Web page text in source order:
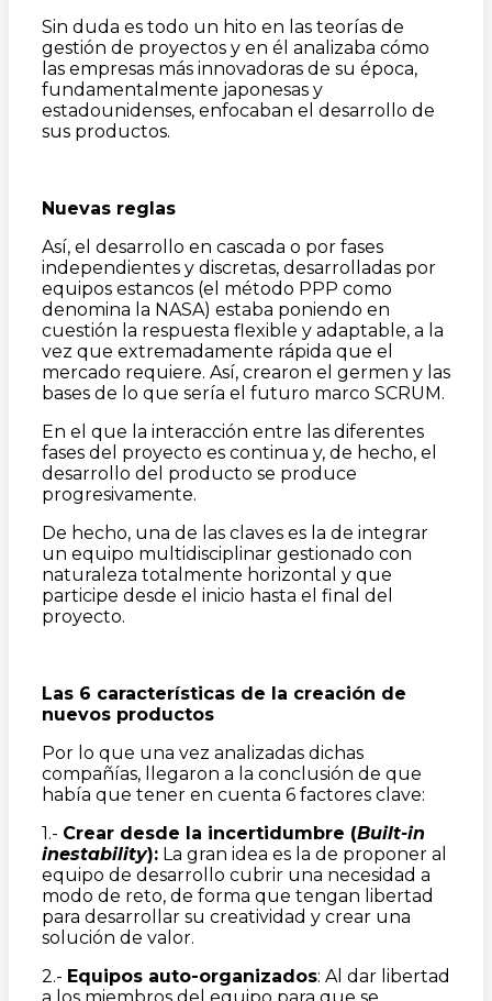
Sin duda es todo un hito en las teorías de
gestión de proyectos y en él analizaba cómo
las empresas más innovadoras de su época,
fundamentalmente japonesas y
estadounidenses, enfocaban el desarrollo de
sus productos.
Nuevas reglas
Así, el desarrollo en cascada o por fases
independientes y discretas, desarrolladas por
equipos estancos (el método PPP como
denomina la NASA) estaba poniendo en
cuestión la respuesta flexible y adaptable, a la
vez que extremadamente rápida que el
mercado requiere. Así, crearon el germen y las
bases de lo que sería el futuro marco SCRUM.
En el que la interacción entre las diferentes
fases del proyecto es continua y, de hecho, el
desarrollo del producto se produce
progresivamente.
De hecho, una de las claves es la de integrar
un equipo multidisciplinar gestionado con
naturaleza totalmente horizontal y que
participe desde el inicio hasta el final del
proyecto.
Las 6 características de la creación de
nuevos productos
Por lo que una vez analizadas dichas
compañías, llegaron a la conclusión de que
había que tener en cuenta 6 factores clave:
1.- Crear desde la incertidumbre (Built-in
inestability): La gran idea es la de proponer al
equipo de desarrollo cubrir una necesidad a
modo de reto, de forma que tengan libertad
para desarrollar su creatividad y crear una
solución de valor.
2.- Equipos auto-organizados: Al dar libertad